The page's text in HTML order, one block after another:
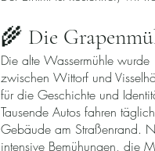
🌾 Die
Die alte Wassermühle
zwischen Wittorf und
für die Geschichte und
Tausende Autos fahren
Gebäude am Straßenrand.
intensive Bemühungen, die